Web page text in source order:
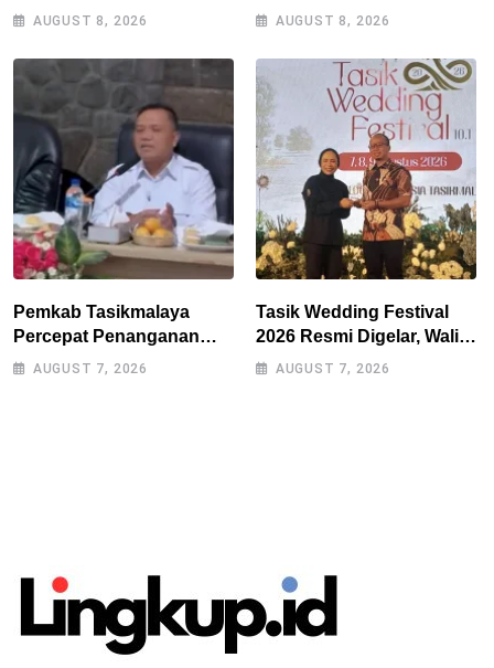
Bersama Legenda Persib
AUGUST 8, 2026
Tasikmalaya Dorong
Puspahiang
AUGUST 8, 2026
Pemkab Tasikmalaya
Percepat Penanganan
Kekeringan, Sumur Bor
AUGUST 7, 2026
Tasik Wedding Festival
2026 Resmi Digelar, Wali
Kota Optimistis
AUGUST 7, 2026